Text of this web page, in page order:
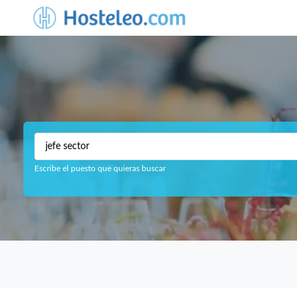
Escribe el puesto que quieras buscar